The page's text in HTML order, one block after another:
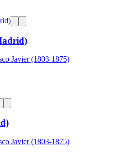
Javier (1803-1875)
Javier (1803-1875)